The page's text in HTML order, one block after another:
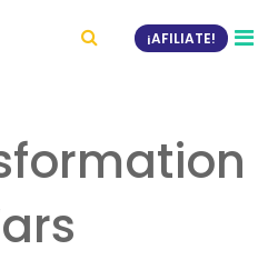
¡AFILIATE!